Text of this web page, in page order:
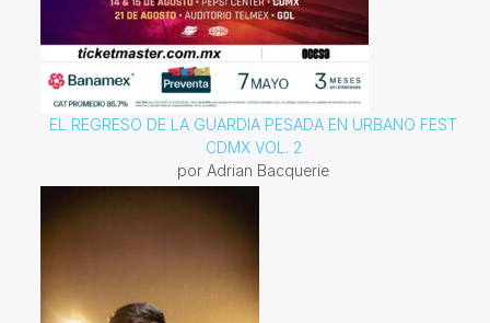
EL REGRESO DE LA GUARDIA PESADA EN URBANO FEST
CDMX VOL. 2
por Adrian Bacquerie